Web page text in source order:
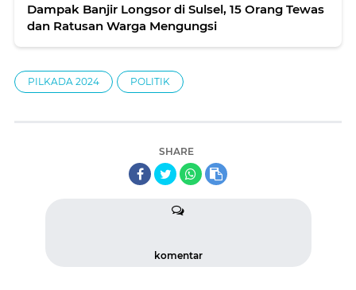
Dampak Banjir Longsor di Sulsel, 15 Orang Tewas
dan Ratusan Warga Mengungsi
PILKADA 2024 POLITIK
SHARE
komentar